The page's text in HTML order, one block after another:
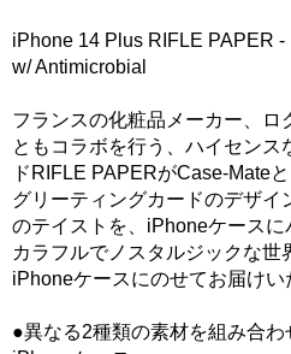
iPhone 14 Plus RIFLE PAPER
w/ Antimicrobial
フランスの化粧品メーカー、ロ
ともコラボを行う、ハイセンス
ドRIFLE PAPERがCase-Mate
グリーティングカードのデザイ
のテイストを、iPhoneケースに
カラフルでノスタルジックな世
iPhoneケースにのせてお届けい
●異なる2種類の素材を組み合